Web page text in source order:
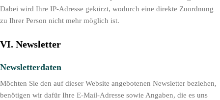
Dabei wird Ihre IP-Adresse gekürzt, wodurch eine direkte Zuordnung
zu Ihrer Person nicht mehr möglich ist.
VI. Newsletter
Newsletterdaten
Möchten Sie den auf dieser Website angebotenen Newsletter beziehen,
benötigen wir dafür Ihre E-Mail-Adresse sowie Angaben, die es uns